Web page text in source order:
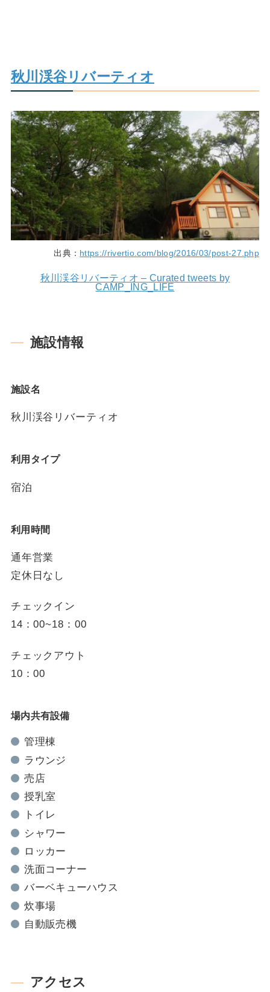
秋川渓谷リバーティオ
出典： https://rivertio.com/blog/2016/03/post-27.php
秋川渓谷リバーティオ – Curated tweets by
CAMP_ING_LIFE
施設情報
施設名
秋川渓谷リバーティオ
利用タイプ
宿泊
利用時間
通年営業
定休日なし
チェックイン
14：00~18：00
チェックアウト
10：00
場内共有設備
管理棟
ラウンジ
売店
授乳室
トイレ
シャワー
ロッカー
洗面コーナー
バーベキューハウス
炊事場
自動販売機
アクセス